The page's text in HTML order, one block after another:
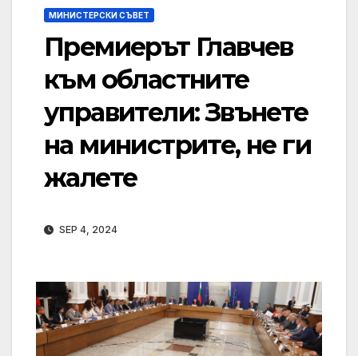
МИНИСТЕРСКИ СЪВЕТ
Премиерът Главчев
към областните
управители: Звънете
на министрите, не ги
жалете
SEP 4, 2024